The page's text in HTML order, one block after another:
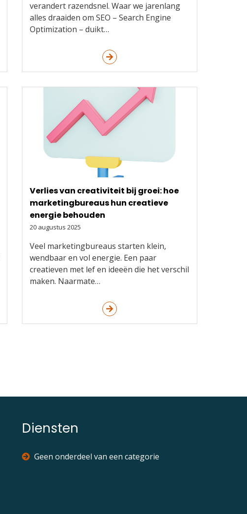
verandert razendsnel. Waar we jarenlang
alles draaiden om SEO – Search Engine
Optimization – duikt…
Verlies van creativiteit bij groei: hoe
marketingbureaus hun creatieve
energie behouden
20 augustus 2025
Veel marketingbureaus starten klein,
wendbaar en vol energie. Een paar
creatieven met lef en ideeën die het verschil
maken. Naarmate…
Diensten
Geen onderdeel van een categorie